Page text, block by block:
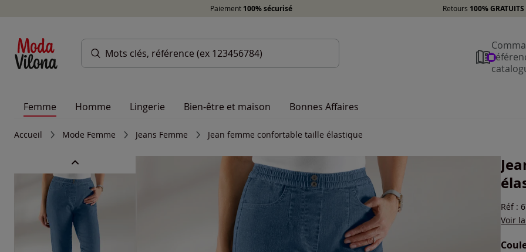
Paiement 100% sécurisé Retours 100%
Femme Homme Lingerie Bien-être et maison Bonnes Affaires
Accueil Mode Femme Jeans Femme Jean femme confortable taille élastique
Réf :
Voir